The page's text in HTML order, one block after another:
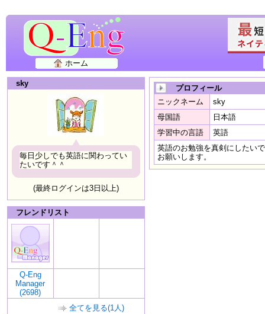
ホーム
sky
毎日少しでも英語に関わってい
たいです＾＾
(最終ログインは3日以上)
フレンドリスト
Q-Eng
Manager
(2698)
全てを見る(1人)
プロフィール
ニックネーム
sky
母国語
日本語
学習中の言語
英語
英語のお勉強を真剣にしたい
お願いします。